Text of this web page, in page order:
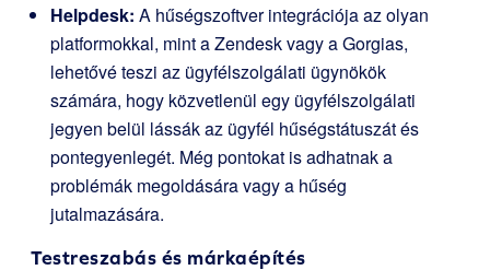
Helpdesk: A hűségszoftver integrációja az olyan
platformokkal, mint a Zendesk vagy a Gorgias,
lehetővé teszi az ügyfélszolgálati ügynökök
számára, hogy közvetlenül egy ügyfélszolgálati
jegyen belül lássák az ügyfél hűségstátuszát és
pontegyenlegét. Még pontokat is adhatnak a
problémák megoldására vagy a hűség
jutalmazására.
Testreszabás és márkaépítés